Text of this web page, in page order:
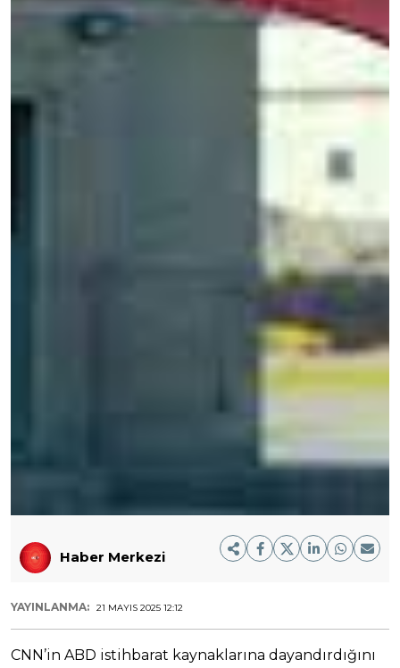
Haber Merkezi
YAYINLANMA: 21 MAYIS 2025 12:12
CNN’in ABD istihbarat kaynaklarına dayandırdığını